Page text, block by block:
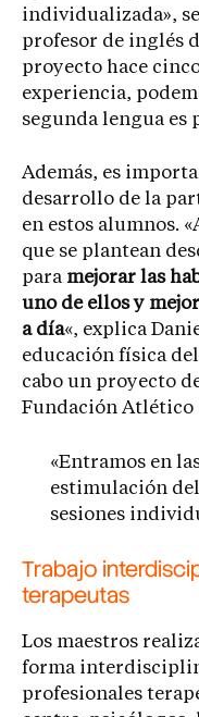
individualizada»,
profesor de inglés
proyecto hace
experiencia,
segunda lengua es
Además, es
desarrollo de la
en estos alumnos.
que se plantean
para mejorar las
uno de ellos y
a día«, explica
educación física
cabo un proyecto
Fundación Atlético
«Entramos en
estimulación
sesiones
Trabajo
terapeutas
Los maestros
forma
profesionales